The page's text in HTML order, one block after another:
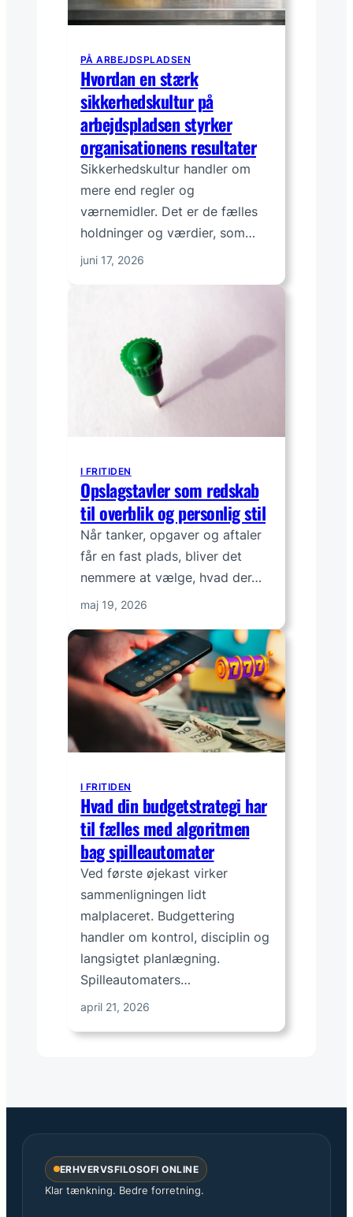
PÅ ARBEJDSPLADSEN
Hvordan en stærk
sikkerhedskultur på
arbejdspladsen styrker
organisationens resultater
Sikkerhedskultur handler om
mere end regler og
værnemidler. Det er de fælles
holdninger og værdier, som…
juni 17, 2026
I FRITIDEN
Opslagstavler som redskab
til overblik og personlig stil
Når tanker, opgaver og aftaler
får en fast plads, bliver det
nemmere at vælge, hvad der…
maj 19, 2026
I FRITIDEN
Hvad din budgetstrategi har
til fælles med algoritmen
bag spilleautomater
Ved første øjekast virker
sammenligningen lidt
malplaceret. Budgettering
handler om kontrol, disciplin og
langsigtet planlægning.
Spilleautomaters…
april 21, 2026
ERHVERVSFILOSOFI ONLINE
Klar tænkning. Bedre forretning.